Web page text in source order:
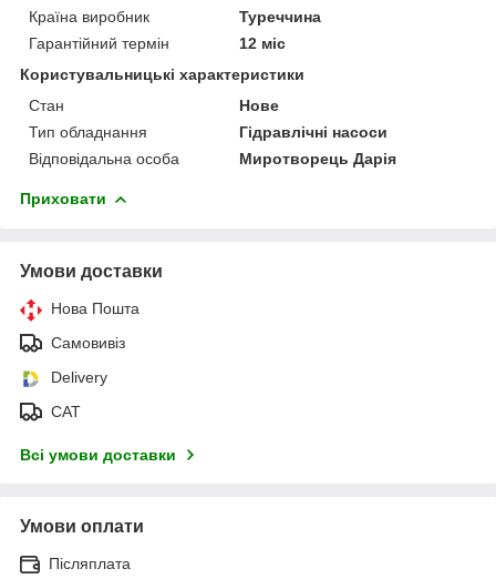
Країна виробник
Туреччина
Гарантійний термін
12 міс
Користувальницькі характеристики
Стан
Нове
Тип обладнання
Гідравлічні насоси
Відповідальна особа
Миротворець Дарія
Приховати
Умови доставки
Нова Пошта
Самовивіз
Delivery
САТ
Всі умови доставки
Умови оплати
Післяплата